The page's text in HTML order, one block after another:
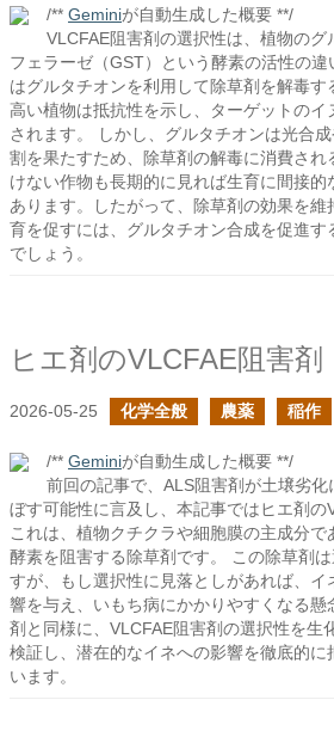
/** Geminiが自動生成した概要 **/
VLCFAE阻害剤の選択性は、植物のグ
フェラーゼ（GST）という酵素の活性の
はグルタチオンを利用して除草剤を解毒
高い植物は抵抗性を示し、ターゲットのイ
されます。 しかし、グルタチオンは光合
割を果たすため、除草剤の解毒に消費され
けない作物も長期的に見れば生育に間接
あります。したがって、除草剤の効果を維
育を促すには、グルタチオン合成を促進す
でしょう。
ヒエ剤のVLCFAE阻害剤
2026-05-25 化学全般 農薬 稲作
/** Geminiが自動生成した概要 **/
前回の記事で、ALS阻害剤が土壌劣化
ぼす可能性に言及し、本記事ではヒエ剤の
これは、植物クチクラや細胞膜の主成分
酵素を阻害する除草剤です。 この除草剤
すが、もし選択性に見落としがあれば、
響を与え、いもち病にかかりやすくなる懸
剤と同様に、VLCFAE阻害剤の選択性を生
検証し、潜在的なイネへの影響を徹底的に
います。